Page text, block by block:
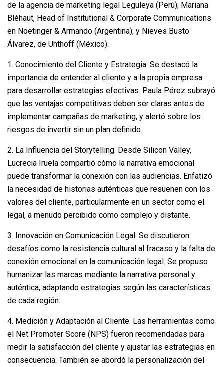
de la agencia de marketing legal Leguleya (Perú); Mariana
Bléhaut, Head of Institutional & Corporate Communications
en Noetinger & Armando (Argentina); y Nieves Busto
Álvarez, de Uhthoff (México).
1. Conocimiento del Cliente y Estrategia. Se destacó la
importancia de entender al cliente y a la propia empresa
para desarrollar estrategias efectivas. Paula Pérez subrayó
que las ventajas competitivas deben ser claras antes de
implementar campañas de marketing, y alertó sobre los
riesgos de invertir sin un plan definido.
2. La Influencia del Storytelling. Desde Silicon Valley,
Lucrecia Iruela compartió cómo la narrativa emocional
puede transformar la conexión con las audiencias. Enfatizó
la necesidad de historias auténticas que resuenen con los
valores del cliente, particularmente en un sector como el
legal, a menudo percibido como complejo y distante.
3. Innovación en Comunicación Legal. Se discutieron
desafíos como la resistencia cultural al fracaso y la falta de
conexión emocional en la comunicación legal. Se propuso
humanizar las marcas mediante la narrativa personal y
auténtica, adaptando estrategias según las características
de cada región.
4. Medición y Adaptación al Cliente. Las herramientas como
el Net Promoter Score (NPS) fueron recomendadas para
medir la satisfacción del cliente y ajustar las estrategias en
consecuencia. También se abordó la personalización del